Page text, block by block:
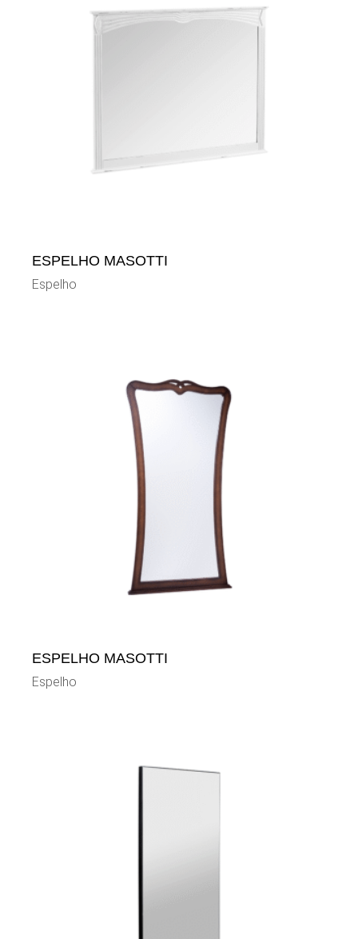
ESPELHO MASOTTI
Espelho
ESPELHO MASOTTI
Espelho